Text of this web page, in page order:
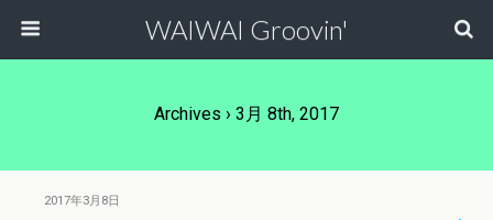
WAIWAI Groovin'
Archives › 3月 8th, 2017
2017年3月8日